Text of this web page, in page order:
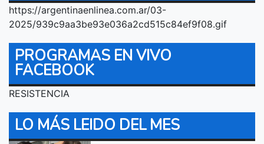
https://argentinaenlinea.com.ar/03-
2025/939c9aa3be93e036a2cd515c84ef9f08.gif
PROGRAMAS EN VIVO
FACEBOOK
RESISTENCIA
LO MÁS LEIDO DEL MES